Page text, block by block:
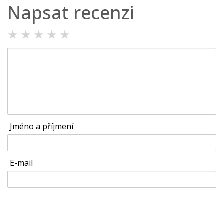
Napsat recenzi
★ ★ ★ ★ ★
Jméno a příjmení
E-mail